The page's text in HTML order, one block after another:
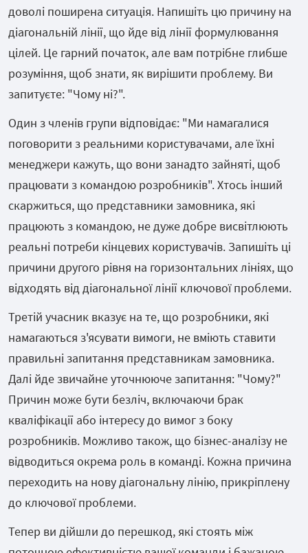
доволі поширена ситуація. Напишіть цю причину на
діагональній лінії, що йде від лінії формулювання
цілей. Це гарний початок, але вам потрібне глибше
розуміння, щоб знати, як вирішити проблему. Ви
запитуєте: "Чому ні?".
Один з членів групи відповідає: "Ми намагалися
поговорити з реальними користувачами, але їхні
менеджери кажуть, що вони занадто зайняті, щоб
працювати з командою розробників". Хтось інший
скаржиться, що представники замовника, які
працюють з командою, не дуже добре висвітлюють
реальні потреби кінцевих користувачів. Запишіть ці
причини другого рівня на горизонтальних лініях, що
відходять від діагональної лінії ключової проблеми.
Третій учасник вказує на те, що розробники, які
намагаються з'ясувати вимоги, не вміють ставити
правильні запитання представникам замовника.
Далі йде звичайне уточнююче запитання: "Чому?"
Причин може бути безліч, включаючи брак
кваліфікації або інтересу до вимог з боку
розробників. Можливо також, що бізнес-аналізу не
відводиться окрема роль в команді. Кожна причина
переходить на нову діагональну лінію, прикріплену
до ключової проблеми.
Тепер ви дійшли до перешкод, які стоять між